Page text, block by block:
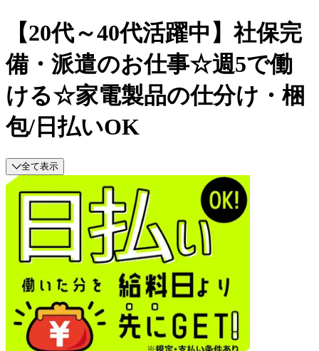
【20代～40代活躍中】社保完
備・派遣のお仕事☆週5で働
ける☆家電製品の仕分け・梱
包/日払いOK
全て表示